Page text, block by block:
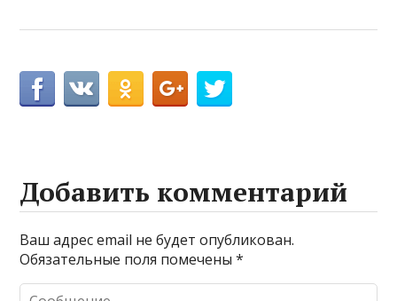
Добавить комментарий
Ваш адрес email не будет опубликован.
Обязательные поля помечены*